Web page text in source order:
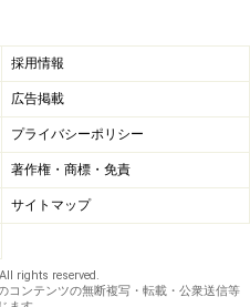
採用情報
広告掲載
プライバシーポリシー
著作権・商標・免責
サイトマップ
rights reserved.
コンテンツの無断複写・転載・公衆送信等